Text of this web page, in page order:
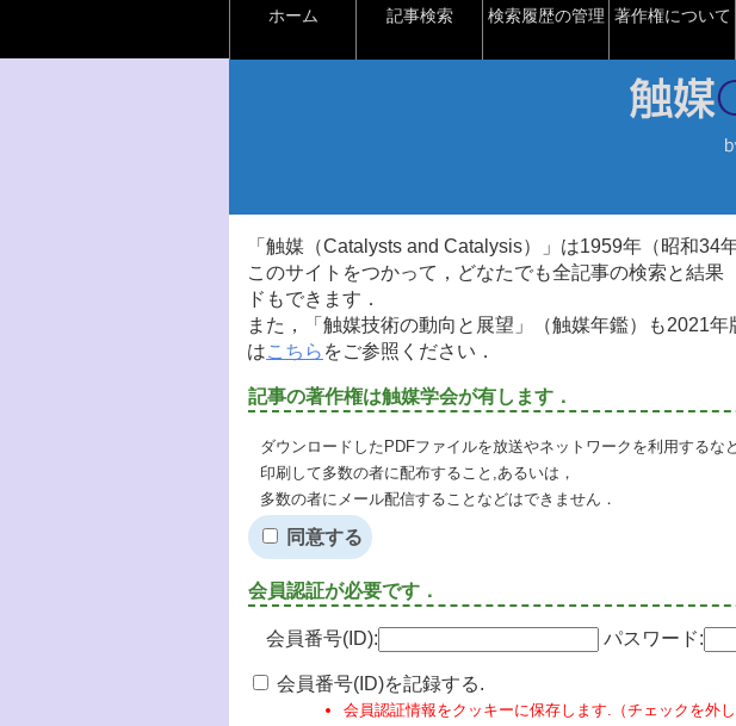
ホーム 記事検索 検索履歴の管理 著作権について
「触媒（Catalysts and Catalysis）」は1959年（昭和34
このサイトをつかって，どなたでも全記事の検索と結
ドもできます．
また，「触媒技術の動向と展望」（触媒年鑑）も2021
はこちら をご参照ください．
記事の著作権は触媒学会が有します．
ダウンロードしたPDFファイルを放送やネットワークを利用するな
印刷して多数の者に配布すること,あるいは，
多数の者にメール配信することなどはできません．
同意する
会員認証が必要です．
会員番号(ID): パスワード:
会員番号(ID)を記録する.
会員認証情報をクッキーに保存します.（チェックを外